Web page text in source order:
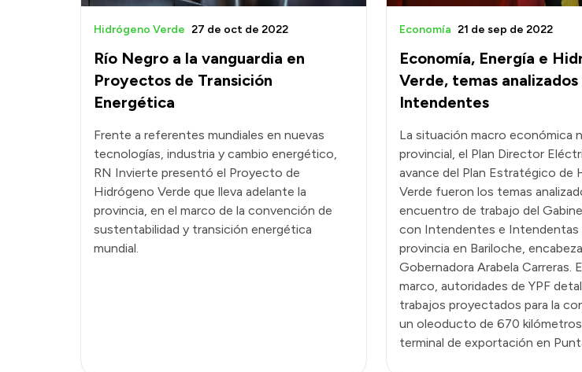
Río Negro a la vanguardia en
Proyectos de Transición
Energética
Hidrógeno Verde 27 de oct de 2022
Frente a referentes mundiales en nuevas
tecnologías, industria y cambio energético,
RN Invierte presentó el Proyecto de
Hidrógeno Verde que lleva adelante la
provincia, en el marco de la convención de
sustentabilidad y transición energética
mundial.
Economía, Energía e
Verde, temas analizados
Intendentes
Economía 21 de sep de 2022
La situación macro económica
provincial, el Plan Director
avance del Plan Estratégico de
Verde fueron los temas
encuentro de trabajo del
con Intendentes e Intendentas
provincia en Bariloche,
Gobernadora Arabela Carreras.
marco, autoridades de YPF
trabajos proyectados para la
un oleoducto de 670
terminal de exportación en